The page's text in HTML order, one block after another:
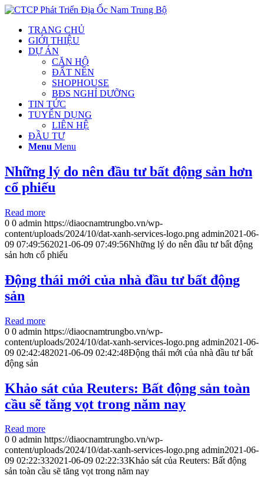
TRANG CHỦ
GIỚI THIỆU
DỰ ÁN
CĂN HỘ
ĐẤT NỀN
SHOPHOUSE
BĐS NGHỈ DƯỠNG
TIN TỨC
TUYỂN DỤNG
LIÊN HỆ
ĐẦU TƯ
Menu Menu
Những lý do nên đầu tư bất động sản hơn
cổ phiếu
Read more
0 0 admin https://diaocnamtrungbo.vn/wp-
content/uploads/2024/10/dat-xanh-services-logo.png admin2021-06-
09 07:49:562021-06-09 07:49:56Những lý do nên đầu tư bất động
sản hơn cổ phiếu
Động thái mới của nhà đầu tư bất động
sản
Read more
0 0 admin https://diaocnamtrungbo.vn/wp-
content/uploads/2024/10/dat-xanh-services-logo.png admin2021-06-
09 02:42:482021-06-09 02:42:48Động thái mới của nhà đầu tư bất
động sản
Khảo sát của Reuters: Bất động sản toàn
cầu sẽ tăng vọt trong năm nay
Read more
0 0 admin https://diaocnamtrungbo.vn/wp-
content/uploads/2024/10/dat-xanh-services-logo.png admin2021-06-
09 02:22:332021-06-09 02:22:33Khảo sát của Reuters: Bất động
sản toàn cầu sẽ tăng vọt trong năm nay